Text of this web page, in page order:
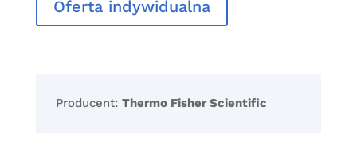
Oferta indywidualna
Producent: Thermo Fisher Scientific